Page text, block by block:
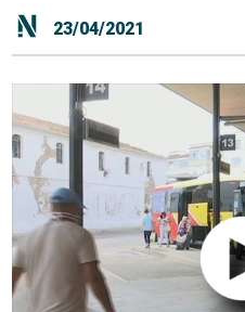
23/04/2021